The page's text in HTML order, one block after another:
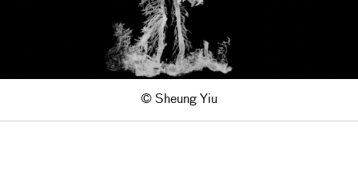
© Sheung Yiu